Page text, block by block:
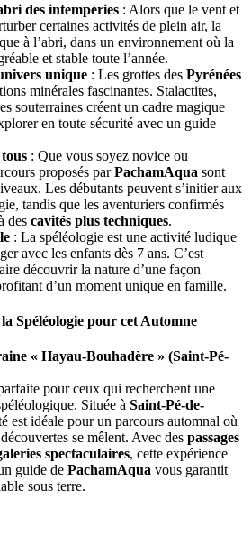
des intempéries : Alors que le vent et
certaines activités de plein air, la
à l’abri, dans un environnement où la
et stable toute l’année.
unique : Les grottes des Pyrénées
minérales fascinantes. Stalactites,
souterraines créent un cadre magique
en toute sécurité avec un guide
: Que vous soyez novice ou
proposés parPachamAqua sont
Les débutants peuvent s’initier aux
tandis que les aventuriers confirmés
des cavités plus techniques.
: La spéléologie est une activité ludique
avec les enfants dès 7 ans. C’est
découvrir la nature d’une façon
d’un moment unique en famille.
Spéléologie pour cet Automne
« Hayau-Bouhadère » (Saint-Pé-
pour ceux qui recherchent une
Située à Saint-Pé-de-
est idéale pour un parcours automnal où
se mêlent. Avec des passages
spectaculaires, cette expérience
guide de PachamAqua vous garantit
sous terre.